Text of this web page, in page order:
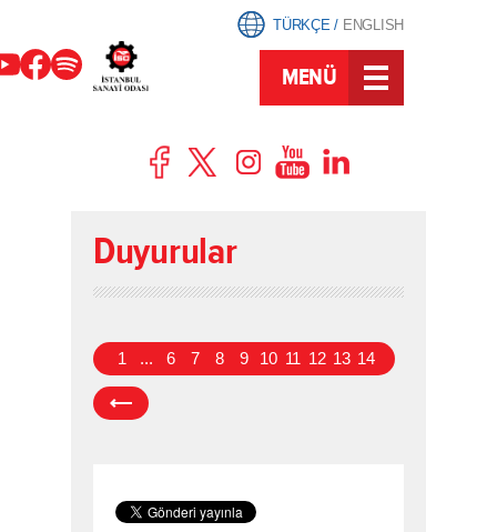
TÜRKÇE/ ENGLISH
MENÜ
Duyurular
1 ... 6 7 8 9 10 11 12 13 14